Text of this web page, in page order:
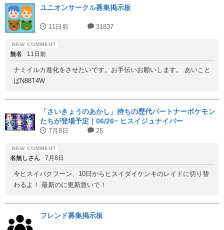
ユニオンサークル募集掲示板
11日前 31837
無名 11日前
ナミイルカ進化をさせたいです。お手伝いお願いします。 あいこと
ばN88T4W
「さいきょうのあかし」持ちの歴代パートナーポケモン
たちが登場予定｜06/26~ ヒスイジュナイパー
7月8日 25
名無しさん 7月8日
今ヒスイバクフーン、10日からヒスイダイケンキのレイドに切り替
わるよ！ 最新のに更新急いで！
フレンド募集掲示板